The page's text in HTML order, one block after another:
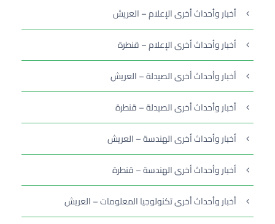
أخبار وأحداث أخرى الإعلام – العريش
أخبار وأحداث أخرى الإعلام – قنطرة
أخبار وأحداث أخرى الصيدلة – العريش
أخبار وأحداث أخرى الصيدلة – قنطرة
أخبار وأحداث أخرى الهندسة – العريش
أخبار وأحداث أخرى الهندسة – قنطرة
أخبار وأحداث أخرى تكنولوجيا المعلومات – العريش